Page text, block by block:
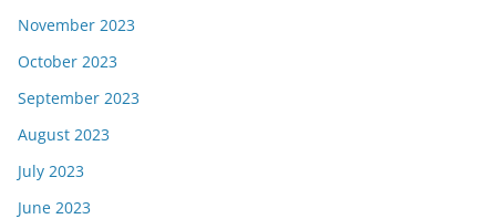
November 2023
October 2023
September 2023
August 2023
July 2023
June 2023